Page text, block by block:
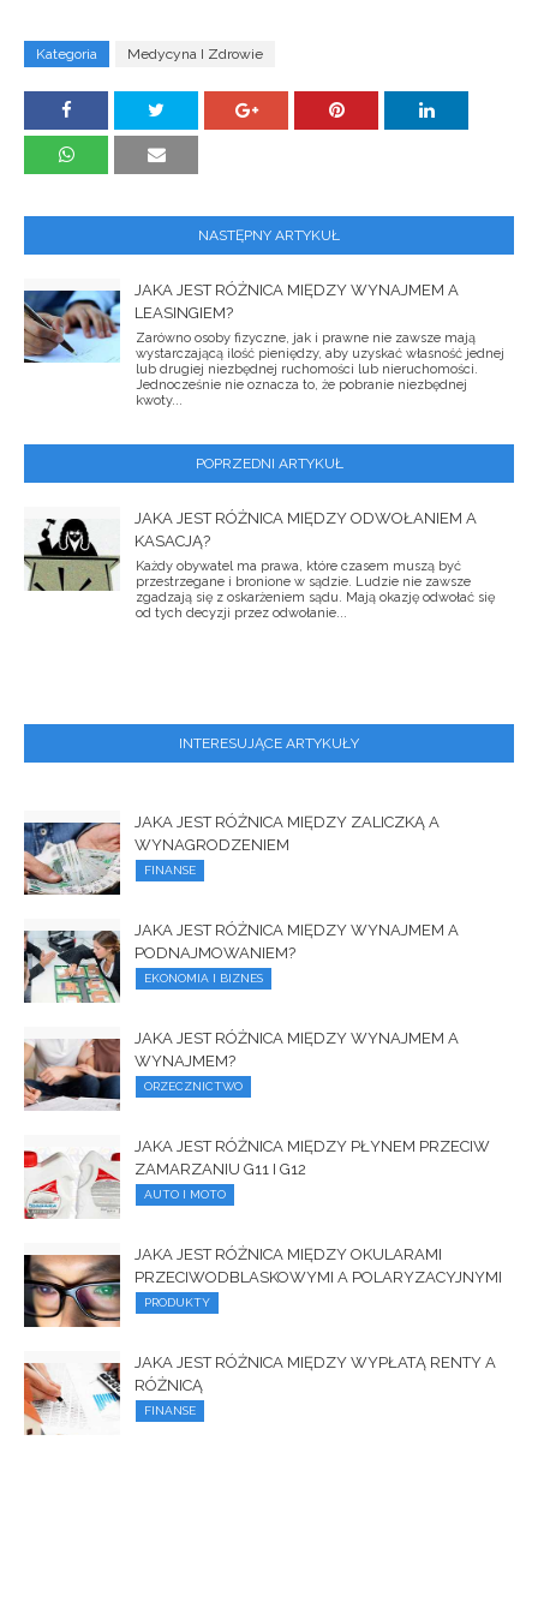
Kategoria Medycyna I Zdrowie
NASTĘPNY ARTYKUŁ
JAKA JEST RÓŻNICA MIĘDZY WYNAJMEM A
LEASINGIEM?
Zarówno osoby fizyczne, jak i prawne nie zawsze mają
wystarczającą ilość pieniędzy, aby uzyskać własność jednej
lub drugiej niezbędnej ruchomości lub nieruchomości.
Jednocześnie nie oznacza to, że pobranie niezbędnej
kwoty...
POPRZEDNI ARTYKUŁ
JAKA JEST RÓŻNICA MIĘDZY ODWOŁANIEM A
KASACJĄ?
Każdy obywatel ma prawa, które czasem muszą być
przestrzegane i bronione w sądzie. Ludzie nie zawsze
zgadzają się z oskarżeniem sądu. Mają okazję odwołać się
od tych decyzji przez odwołanie...
INTERESUJĄCE ARTYKUŁY
JAKA JEST RÓŻNICA MIĘDZY ZALICZKĄ A
WYNAGRODZENIEM
FINANSE
JAKA JEST RÓŻNICA MIĘDZY WYNAJMEM A
PODNAJMOWANIEM?
EKONOMIA I BIZNES
JAKA JEST RÓŻNICA MIĘDZY WYNAJMEM A
WYNAJMEM?
ORZECZNICTWO
JAKA JEST RÓŻNICA MIĘDZY PŁYNEM PRZECIW
ZAMARZANIU G11 I G12
AUTO I MOTO
JAKA JEST RÓŻNICA MIĘDZY OKULARAMI
PRZECIWODBLASKOWYMI A POLARYZACYJNYMI
PRODUKTY
JAKA JEST RÓŻNICA MIĘDZY WYPŁATĄ RENTY A
RÓŻNICĄ
FINANSE